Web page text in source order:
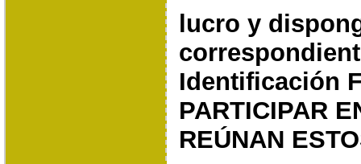
lucro y
Identificación
PARTICIPAR
REÚNAN